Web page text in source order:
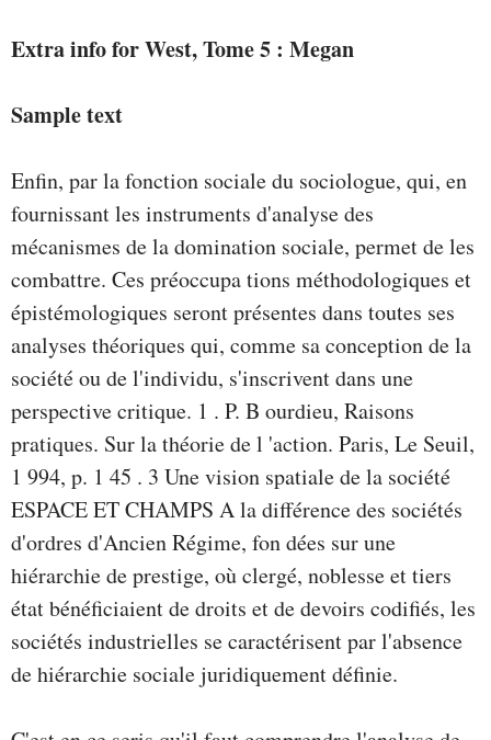
Extra info for West, Tome 5 : Megan
Sample text
Enfin, par la fonction sociale du sociologue, qui, en
fournissant les instruments d'analyse des
mécanismes de la domination sociale, permet de les
combattre. Ces préoccupa­ tions méthodologiques et
épistémologiques seront présentes dans toutes ses
analyses théoriques qui, comme sa conception de la
société ou de l'individu, s'inscrivent dans une
perspective critique. 1 . P. B ourdieu, Raisons
pratiques. Sur la théorie de l 'action. Paris, Le Seuil,
1 994, p. 1 45 . 3 Une vision spatiale de la société
ESPACE ET CHAMPS A la différence des sociétés
d'ordres d'Ancien Régime, fon­ dées sur une
hiérarchie de prestige, où clergé, noblesse et tiers
état bénéficiaient de droits et de devoirs codifiés, les
sociétés industrielles se caractérisent par l'absence
de hiérarchie sociale juridiquement définie.